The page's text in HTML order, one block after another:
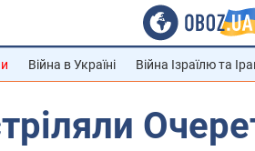
Війна в Україні Війна Ізраїлю та